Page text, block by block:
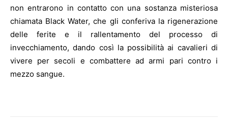
non entrarono in contatto con una sostanza misteriosa
chiamata Black Water, che gli conferiva la rigenerazione
delle ferite e il rallentamento del processo di
invecchiamento, dando così la possibilità ai cavalieri di
vivere per secoli e combattere ad armi pari contro i
mezzo sangue.